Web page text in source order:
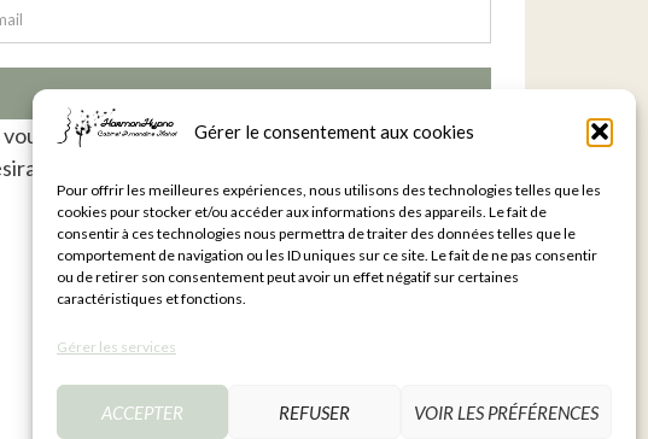
Gérer le consentement aux cookies
Pour offrir les meilleures expériences, nous utilisons des technologies telles que les
cookies pour stocker et/ou accéder aux informations des appareils. Le fait de
consentir à ces technologies nous permettra de traiter des données telles que le
comportement de navigation ou les ID uniques sur ce site. Le fait de ne pas consentir
ou de retirer son consentement peut avoir un effet négatif sur certaines
caractéristiques et fonctions.
Gérer les services
ACCEPTER REFUSER VOIR LES PRÉFÉRENCES
JE M'ABONNE
vérifier votre email de confirmation dans vos